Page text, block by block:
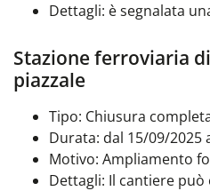
Dettagli: è segnalata
Stazione ferroviaria
piazzale
Tipo: Chiusura
Durata: dal 15/09/2025
Motivo: Ampliamento
Dettagli: Il cantiere